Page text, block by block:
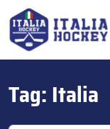
Tag: Italia